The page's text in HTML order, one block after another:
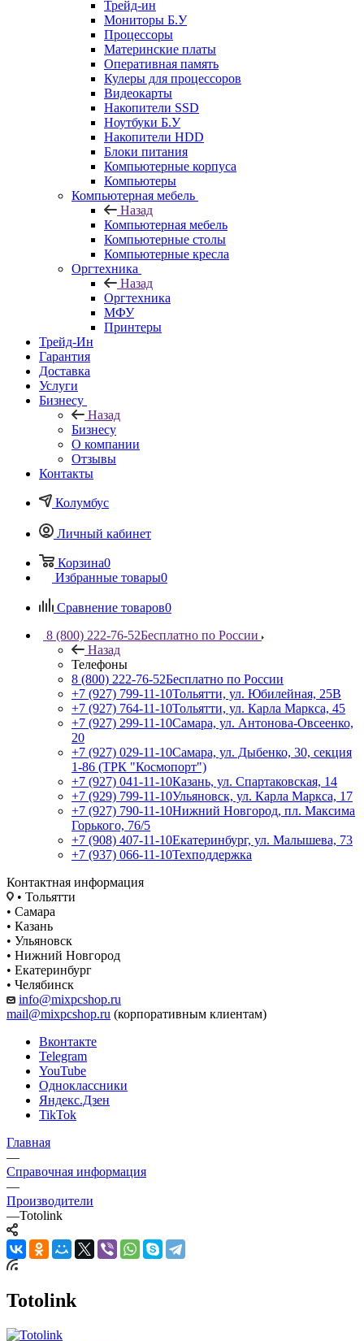
Трейд-ин
Мониторы Б.У
Процессоры
Материнские платы
Оперативная память
Кулеры для процессоров
Видеокарты
Накопители SSD
Ноутбуки Б.У
Накопители HDD
Блоки питания
Компьютерные корпуса
Компьютеры
Компьютерная мебель
Назад
Компьютерная мебель
Компьютерные столы
Компьютерные кресла
Оргтехника
Назад
Оргтехника
МФУ
Принтеры
Трейд-Ин
Гарантия
Доставка
Услуги
Бизнесу
Назад
Бизнесу
О компании
Отзывы
Контакты
Колумбус
Личный кабинет
Корзина0
Избранные товары0
Сравнение товаров0
8 (800) 222-76-52Бесплатно по России
Назад
Телефоны
8 (800) 222-76-52Бесплатно по России
+7 (927) 799-11-10Тольятти, ул. Юбилейная, 25В
+7 (927) 764-11-10Тольятти, ул. Карла Маркса, 45
+7 (927) 299-11-10Самара, ул. Антонова-Овсеенко,
20
+7 (927) 029-11-10Самара, ул. Дыбенко, 30, секция
1-86 (ТРК "Космопорт")
+7 (927) 041-11-10Казань, ул. Спартаковская, 14
+7 (929) 799-11-10Ульяновск, ул. Карла Маркса, 17
+7 (927) 790-11-10Нижний Новгород, пл. Максима
Горького, 76/5
+7 (908) 407-11-10Екатеринбург, ул. Малышева, 73
+7 (937) 066-11-10Техподдержка
Контактная информация
• Тольятти
• Самара
• Казань
• Ульяновск
• Нижний Новгород
• Екатеринбург
• Челябинск
info@mixpcshop.ru
mail@mixpcshop.ru (корпоративным клиентам)
Вконтакте
Telegram
YouTube
Одноклассники
Яндекс.Дзен
TikTok
Главная
—
Справочная информация
—
Производители
—Totolink
Totolink